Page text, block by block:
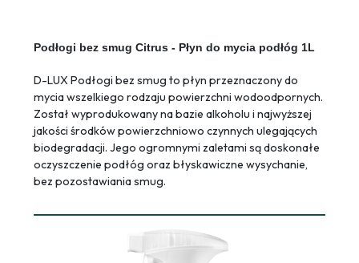
Podłogi bez smug Citrus - Płyn do mycia podłóg 1L
D-LUX Podłogi bez smug to płyn przeznaczony do
mycia wszelkiego rodzaju powierzchni wodoodpornych.
Został wyprodukowany na bazie alkoholu i najwyższej
jakości środków powierzchniowo czynnych ulegających
biodegradacji. Jego ogromnymi zaletami są doskonałe
oczyszczenie podłóg oraz błyskawiczne wysychanie,
bez pozostawiania smug.